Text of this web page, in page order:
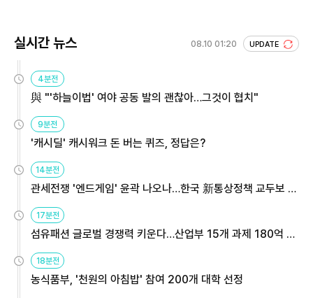
실시간 뉴스 08.10 01:20 UPDATE
4분전
與 "'하늘이법' 여야 공동 발의 괜찮아…그것이 협치"
9분전
'캐시딜' 캐시워크 돈 버는 퀴즈, 정답은?
14분전
관세전쟁 '엔드게임' 윤곽 나오나…한국 新통상정책 교두보 활
용해야
17분전
섬유패션 글로벌 경쟁력 키운다…산업부 15개 과제 180억 지
원
18분전
농식품부, '천원의 아침밥' 참여 200개 대학 선정